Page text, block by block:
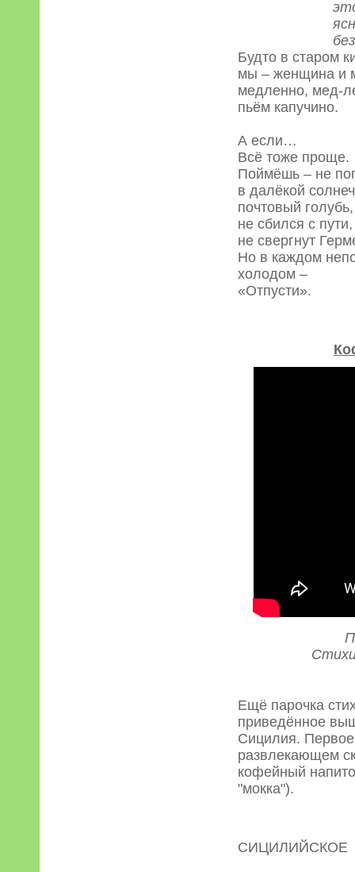
этот –
ясно,
без
Будто в старом
мы – женщина и
медленно, мед-
пьём капучино.
А если…
Всё тоже проще.
Поймёшь – не
в далёкой
почтовый
не сбился с пути,
не свергнут
Но в каждом
холодом –
«Отпусти».
Ещё парочка
приведённое
Сицилия.
развлекающем
кофейный
"мокка").
СИЦИЛИЙСКОЕ